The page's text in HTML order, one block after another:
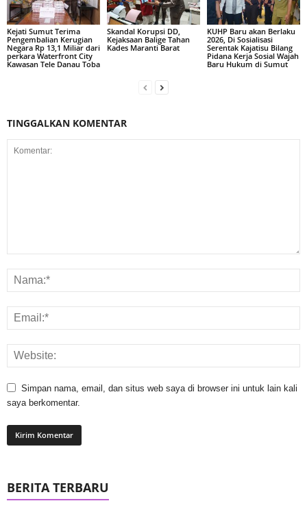
Kejati Sumut Terima
Pengembalian Kerugian
Negara Rp 13,1 Miliar dari
perkara Waterfront City
Kawasan Tele Danau Toba
Skandal Korupsi DD,
Kejaksaan Balige Tahan
Kades Maranti Barat
KUHP Baru akan Berlaku
2026, Di Sosialisasi
Serentak Kajatisu Bilang
Pidana Kerja Sosial Wajah
Baru Hukum di Sumut
TINGGALKAN KOMENTAR
Simpan nama, email, dan situs web saya di browser ini untuk lain kali
saya berkomentar.
BERITA TERBARU